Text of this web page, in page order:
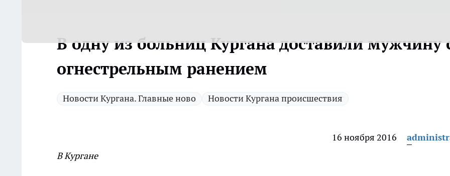
В одну из больниц Кургана доставили мужчину
огнестрельным ранением
Новости Кургана. Главные ново Новости Кургана происшествия
16 ноября 2016
В Кургане